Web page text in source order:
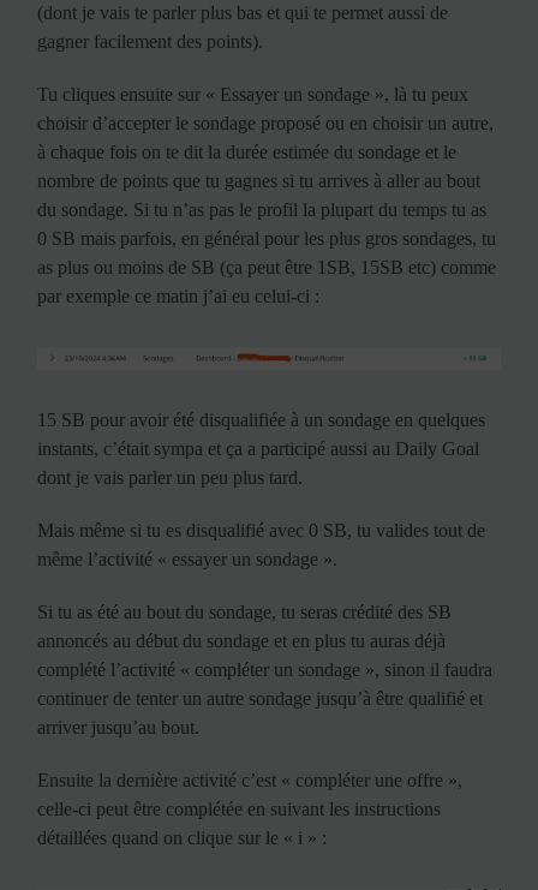
(dont je vais te parler plus bas et qui te permet aussi de
gagner facilement des points).
Tu cliques ensuite sur « Essayer un sondage », là tu peux
choisir d’accepter le sondage proposé ou en choisir un autre,
à chaque fois on te dit la durée estimée du sondage et le
nombre de points que tu gagnes si tu arrives à aller au bout
du sondage. Si tu n’as pas le profil la plupart du temps tu as
0 SB mais parfois, en général pour les plus gros sondages, tu
as plus ou moins de SB (ça peut être 1SB, 15SB etc) comme
par exemple ce matin j’ai eu celui-ci :
15 SB pour avoir été disqualifiée à un sondage en quelques
instants, c’était sympa et ça a participé aussi au Daily Goal
dont je vais parler un peu plus tard.
Mais même si tu es disqualifié avec 0 SB, tu valides tout de
même l’activité « essayer un sondage ».
Si tu as été au bout du sondage, tu seras crédité des SB
annoncés au début du sondage et en plus tu auras déjà
complété l’activité « compléter un sondage », sinon il faudra
continuer de tenter un autre sondage jusqu’à être qualifié et
arriver jusqu’au bout.
Ensuite la dernière activité c’est « compléter une offre »,
celle-ci peut être complétée en suivant les instructions
détaillées quand on clique sur le « i » :